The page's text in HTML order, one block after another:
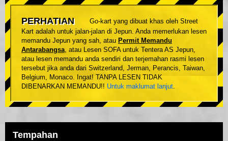
PERHATIAN
Go-kart yang dibuat khas oleh Street
Kart adalah untuk jalan-jalan di Jepun. Anda memerlukan lesen
memandu Jepun yang sah, atau Permit Memandu
Antarabangsa, atau Lesen SOFA untuk Tentera AS Jepun,
atau lesen memandu anda sendiri dan terjemahan rasmi lesen
tersebut jika anda dari Switzerland, Jerman, Perancis, Taiwan,
Belgium, Monaco. Ingat! TANPA LESEN TIDAK
DIBENARKAN MEMANDU!! Untuk maklumat lanjut.
Tempahan